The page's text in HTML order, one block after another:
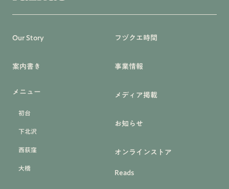
Our Story
案内書き
メニュー
初台
下北沢
西荻窪
大橋
フヅクエ時間
事業情報
メディア掲載
お知らせ
オンラインストア
Reads